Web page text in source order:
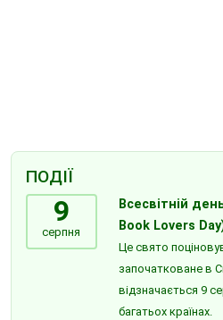
ПОДІЇ
9
серпня
Всесвітній
Book Lovers
Це свято
започатковане в
відзначається 9
багатьох країнах.